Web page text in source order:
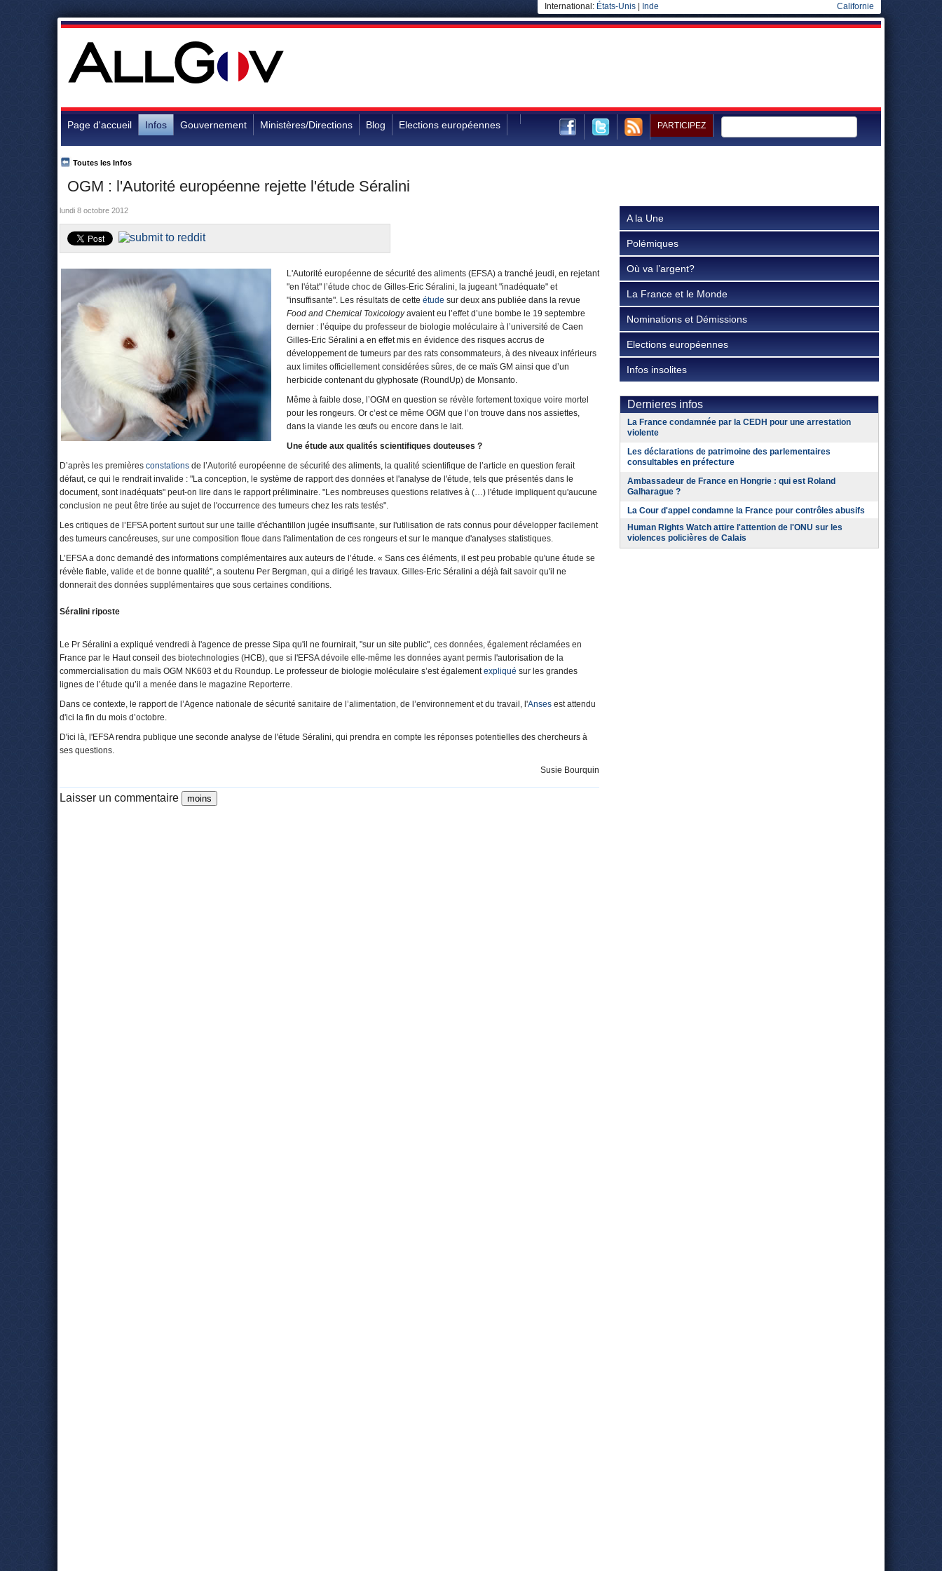
International: États-Unis Inde Californie
Page d'accueil Infos Gouvernement Ministères/Directions Blog Elections européennes PARTICIPEZ
OGM : l'Autorité européenne rejette l'étude Séralini
Toutes les Infos
lundi 8 octobre 2012
L'Autorité européenne de sécurité des aliments (EFSA) a tranché jeudi, en rejetant
"en l'état" l’étude choc de Gilles-Eric Séralini, la jugeant "inadéquate" et
"insuffisante". Les résultats de cette étude sur deux ans publiée dans la revue
Food and Chemical Toxicologyavaient eu l’effet d’une bombe le 19 septembre
dernier : l’équipe du professeur de biologie moléculaire à l’université de Caen
Gilles-Eric Séralini a en effet mis en évidence des risques accrus de
développement de tumeurs par des rats consommateurs, à des niveaux inférieurs
aux limites officiellement considérées sûres, de ce maïs GM ainsi que d’un
herbicide contenant du glyphosate (RoundUp) de Monsanto.
Même à faible dose, l’OGM en question se révèle fortement toxique voire mortel
pour les rongeurs. Or c’est ce même OGM que l’on trouve dans nos assiettes,
dans la viande les œufs ou encore dans le lait.
Une étude aux qualités scientifiques douteuses ?
D’après les premières constations de l’Autorité européenne de sécurité des aliments, la qualité scientifique de l’article en question ferait
défaut, ce qui le rendrait invalide : "La conception, le système de rapport des données et l'analyse de l'étude, tels que présentés dans le
document, sont inadéquats" peut-on lire dans le rapport préliminaire. "Les nombreuses questions relatives à (…) l'étude impliquent qu'aucune
conclusion ne peut être tirée au sujet de l'occurrence des tumeurs chez les rats testés".
Les critiques de l’EFSA portent surtout sur une taille d'échantillon jugée insuffisante, sur l'utilisation de rats connus pour développer facilement
des tumeurs cancéreuses, sur une composition floue dans l'alimentation de ces rongeurs et sur le manque d'analyses statistiques.
L’EFSA a donc demandé des informations complémentaires aux auteurs de l’étude. « Sans ces éléments, il est peu probable qu'une étude se
révèle fiable, valide et de bonne qualité", a soutenu Per Bergman, qui a dirigé les travaux. Gilles-Eric Séralini a déjà fait savoir qu'il ne
donnerait des données supplémentaires que sous certaines conditions.
Séralini riposte
Le Pr Séralini a expliqué vendredi à l'agence de presse Sipa qu'il ne fournirait, "sur un site public", ces données, également réclamées en
France par le Haut conseil des biotechnologies (HCB), que si l'EFSA dévoile elle-même les données ayant permis l'autorisation de la
commercialisation du maïs OGM NK603 et du Roundup. Le professeur de biologie moléculaire s’est égalementexpliqué sur les grandes
lignes de l’étude qu’il a menée dans le magazine Reporterre.
Dans ce contexte, le rapport de l’Agence nationale de sécurité sanitaire de l’alimentation, de l’environnement et du travail, l'Anses est attendu
d'ici la fin du mois d’octobre.
D'ici là, l'EFSA rendra publique une seconde analyse de l'étude Séralini, qui prendra en compte les réponses potentielles des chercheurs à
ses questions.
Susie Bourquin
Laisser un commentaire
A la Une
Polémiques
Où va l’argent?
La France et le Monde
Nominations et Démissions
Elections européennes
Infos insolites
Dernieres infos
La France condamnée par la CEDH pour une arrestation
violente
Les déclarations de patrimoine des parlementaires
consultables en préfecture
Ambassadeur de France en Hongrie : qui est Roland
Galharague ?
La Cour d'appel condamne la France pour contrôles abusifs
Human Rights Watch attire l'attention de l'ONU sur les
violences policières de Calais